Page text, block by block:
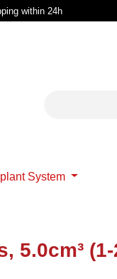
within 24h
System
5.0cm³